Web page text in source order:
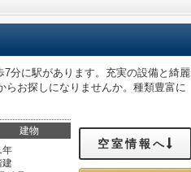
分に駅があります。充実の設備と綺麗
らお探しになりませんか。種類豊富に
建物
年
建
空室情報へ